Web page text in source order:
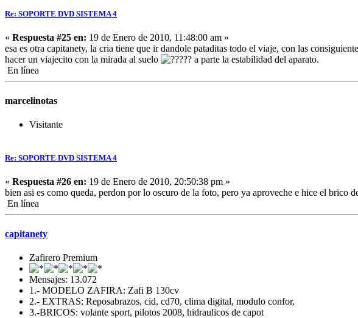
Re: SOPORTE DVD SISTEMA 4
« Respuesta #25 en: 19 de Enero de 2010, 11:48:00 am »
esa es otra capitanety, la cria tiene que ir dandole pataditas todo el viaje, con las
hacer un viajecito con la mirada al suelo
?? a parte la estabilidad del aparato.
En línea
marcelinotas
Visitante
Re: SOPORTE DVD SISTEMA 4
« Respuesta #26 en: 19 de Enero de 2010, 20:50:38 pm »
bien asi es como queda, perdon por lo oscuro de la foto, pero ya aproveche e hice el brico
En línea
capitanety
Zafirero Premium
Mensajes: 13.072
1.- MODELO ZAFIRA: Zafi B 130cv
2.- EXTRAS: Reposabrazos, cid, cd70, clima digital, modulo confor,
3.-BRICOS: volante sport, pilotos 2008, hidraulicos de capot